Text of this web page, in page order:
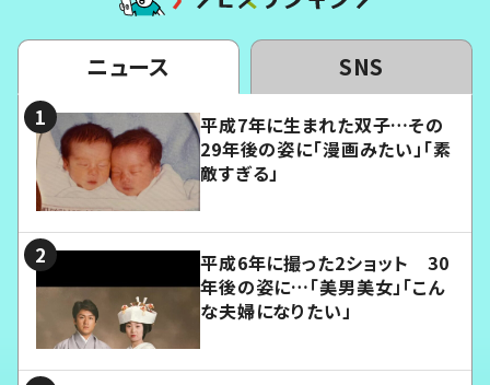
ニュース SNS
平成7年に生まれた双子…その
29年後の姿に「漫画みたい」「素
敵すぎる」
平成6年に撮った2ショット 30
年後の姿に…「美男美女」「こん
な夫婦になりたい」